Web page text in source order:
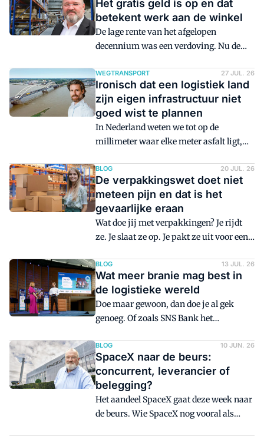
Het gratis geld is op en dat
betekent werk aan de winkel
De lage rente van het afgelopen
decennium was een verdoving. Nu de
logistieke sector dat er echt wat moet
veranderen.
WEGTRANSPORT 27 JUL. 26
Ironisch dat een logistiek land
zijn eigen infrastructuur niet
goed wist te plannen
In Nederland weten we tot op de
millimeter waar elke meter asfalt ligt,
aan onderhoud of vervanging toe is.
Toch lijkt het alsof de enorme
onderhoudsopgave als een complete
verrassing uit de lucht komt vallen.
BLOG 20 JUL. 26
De verpakkingswet doet niet
meteen pijn en dat is het
gevaarlijke eraan
Wat doe jij met verpakkingen? Je rijdt
ze. Je slaat ze op. Je pakt ze uit voor een
product in of stuurt ze retour.
Verpakkingen zijn in de logistiek zo
vanzelfsprekend dat bijna niemand erbij
stilstaat. Ze zijn geen product, maar een
randvoorwaarde. En precies daar zit het
eraan komt.
BLOG 13 JUL. 26
Wat meer branie mag best in
de logistieke wereld
Doe maar gewoon, dan doe je al gek
genoeg. Of zoals SNS Bank het
decennia geleden verwoordde: groot
geworden door klein te blijven. Die
bescheidenheid zie ik ook terug in de
logistieke wereld, terwijl Nederland toch
voorop loopt. Daarom breek ik graag een
lans voor wat meer branie, schrijft
BLOG 10 JUN. 26
SpaceX naar de beurs:
concurrent, leverancier of
belegging?
Het aandeel SpaceX gaat deze week naar
de beurs. Wie SpaceX nog vooral als